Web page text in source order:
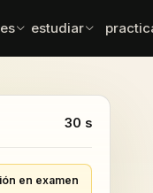
cuerpo
estudiar
fijar
exprés
comprueba que se queda
30 s
en examen